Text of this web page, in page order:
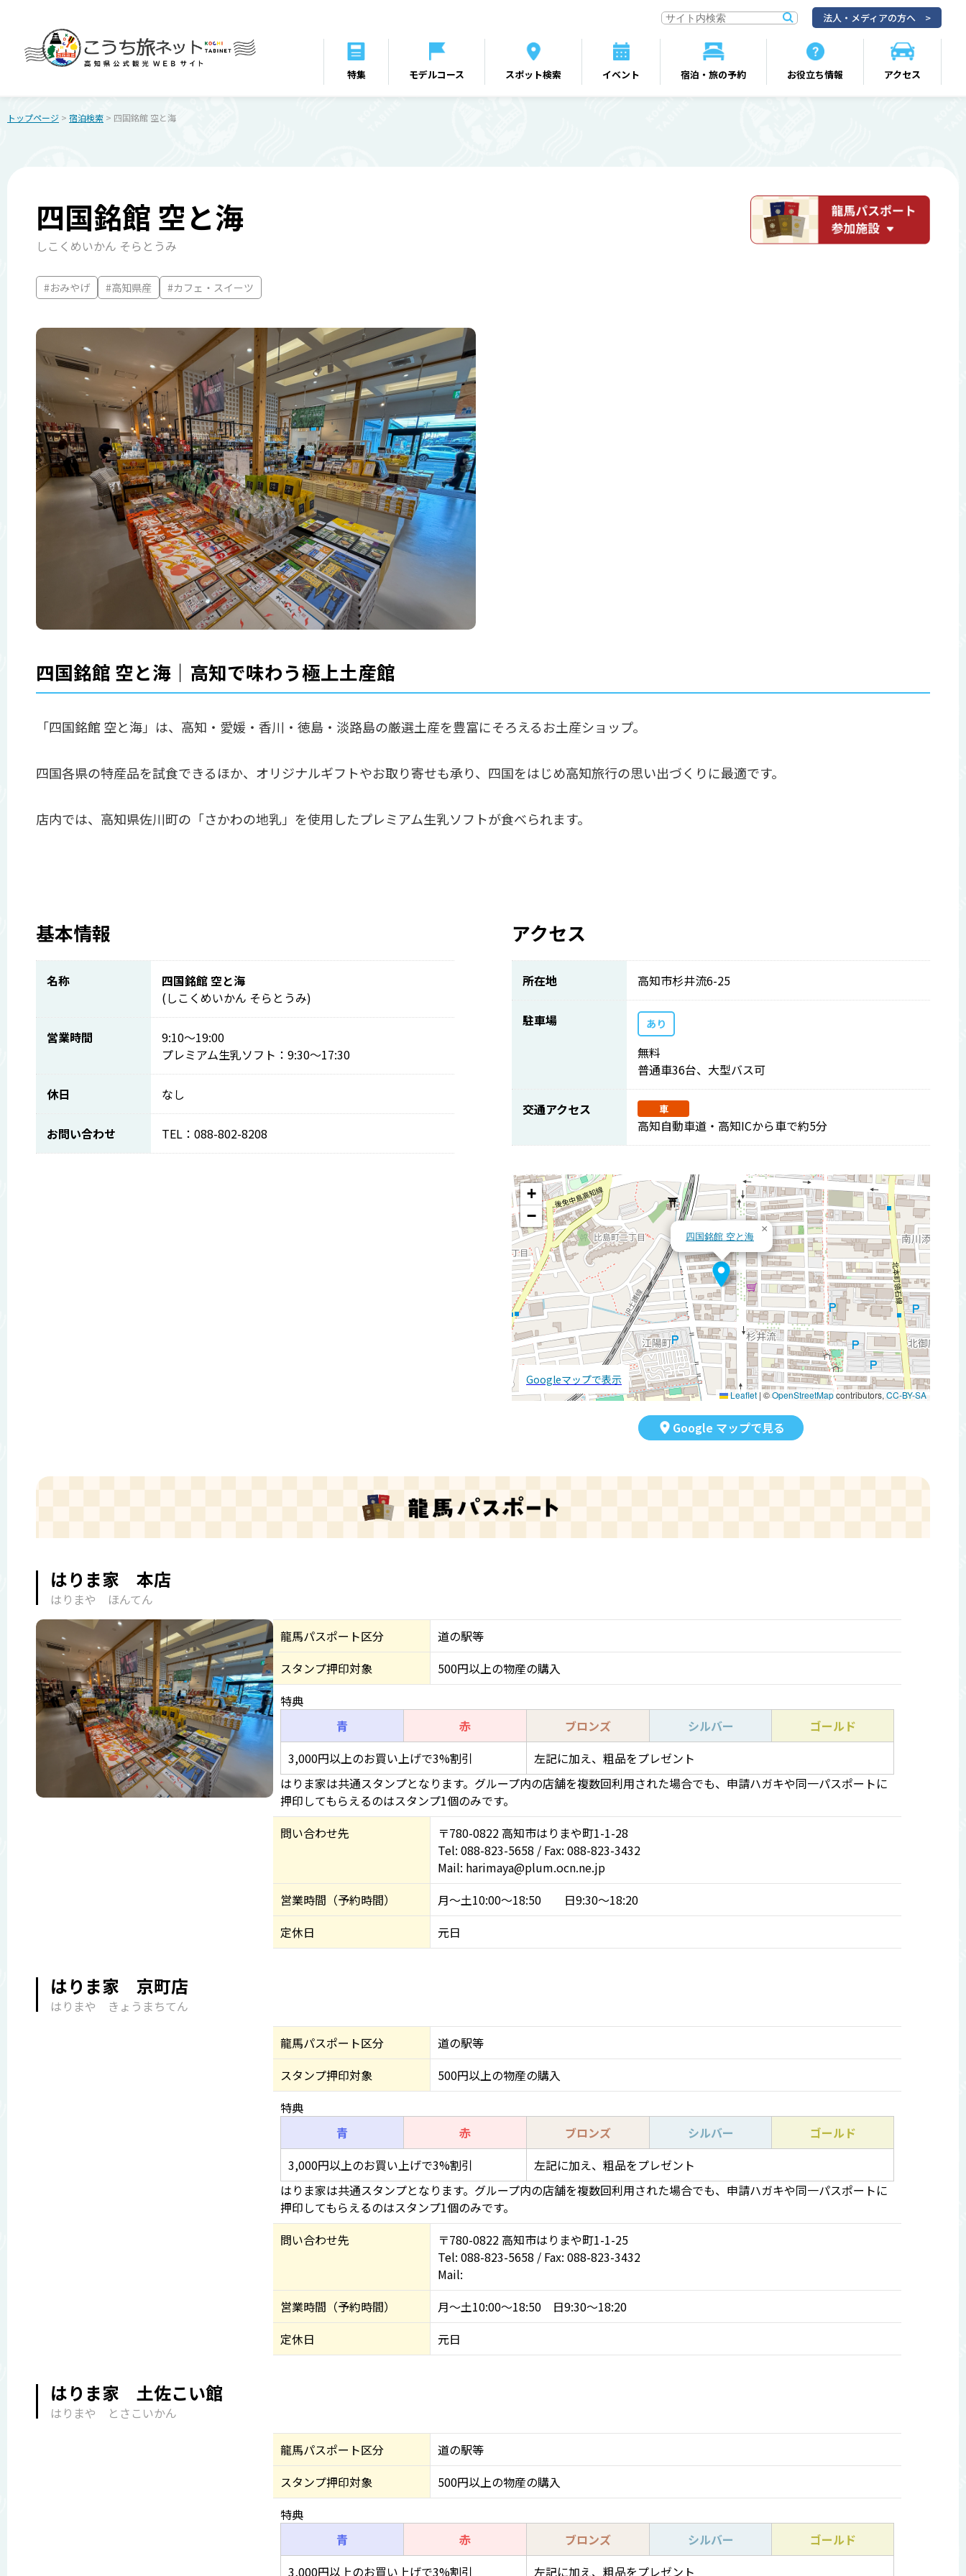
特集 モデルコース スポット検索 イベント 宿泊・旅の予約 お役立ち情報 アクセス
法人・メディアの方へ
トップページ > 宿泊検索 > 四国銘館 空と海
四国銘館 空と海
しこくめいかん そらとうみ
#おみやげ #高知県産 #カフェ・スイーツ
四国銘館 空と海｜高知で味わう極上土産館
「四国銘館 空と海」は、高知・愛媛・香川・徳島・淡路島の厳選土産を豊富にそろえるお土産ショップ。
四国各県の特産品を試食できるほか、オリジナルギフトやお取り寄せも承り、四国をはじめ高知旅行の思い出づくりに最適です。
店内では、高知県佐川町の「さかわの地乳」を使用したプレミアム生乳ソフトが食べられます。
基本情報
名称
四国銘館 空と海
(しこくめいかん そらとうみ)
営業時間
9:10～19:00
プレミアム生乳ソフト：9:30～17:30
休日 なし
お問い合わせ TEL：088-802-8208
アクセス
所在地 高知市杉井流6-25
駐車場 あり
無料
普通車36台、大型バス可
交通アクセス 車
高知自動車道・高知ICから車で約5分
四国銘館 空と海
×
+
−
Leaflet | ©OpenStreetMapcontributors, CC-BY-SA
Googleマップで表示
Google マップで見る
はりま家 本店
はりまや ほんてん
龍馬パスポート区分
道の駅等
スタンプ押印対象
500円以上の物産の購入
特典
青
赤 ブロンズ シルバー
ゴールド
3,000円以上のお買い上げで3%割引
左記に加え、粗品をプレゼント
はりま家は共通スタンプとなります。グループ内の店舗を複数回利用された場合でも、申請ハガキや同一パスポートに
押印してもらえるのはスタンプ1個のみです。
問い合わせ先
〒780-0822 高知市はりまや町1-1-28
Tel: 088-823-5658 / Fax: 088-823-3432
Mail: harimaya@plum.ocn.ne.jp
営業時間（予約時間）
月～土10:00～18:50 日9:30～18:20
定休日
元日
はりま家 京町店
はりまや きょうまちてん
龍馬パスポート区分
道の駅等
スタンプ押印対象
500円以上の物産の購入
特典
青
赤 ブロンズ シルバー
ゴールド
3,000円以上のお買い上げで3%割引
左記に加え、粗品をプレゼント
はりま家は共通スタンプとなります。グループ内の店舗を複数回利用された場合でも、申請ハガキや同一パスポートに
押印してもらえるのはスタンプ1個のみです。
問い合わせ先
〒780-0822 高知市はりまや町1-1-25
Tel: 088-823-5658 / Fax: 088-823-3432
Mail:
営業時間（予約時間）
月～土10:00～18:50 日9:30～18:20
定休日
元日
はりま家 土佐こい館
はりまや とさこいかん
龍馬パスポート区分
道の駅等
スタンプ押印対象
500円以上の物産の購入
特典
青
赤 ブロンズ シルバー
ゴールド
3,000円以上のお買い上げで3%割引
左記に加え、粗品をプレゼント